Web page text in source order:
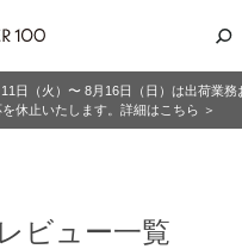
日（火）〜 8月16日（日）は出荷業務
休止いたします。詳細はこちら ＞
レビュー一覧